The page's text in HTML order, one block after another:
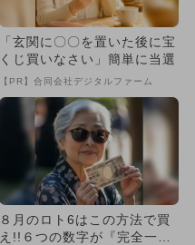
「玄関に〇〇を置いた後に宝
くじ買いなさい」簡単に当選
【PR】合同会社デジタルファーム
８月のロト6はこの方法で買
え!!６つの数字が『完全一